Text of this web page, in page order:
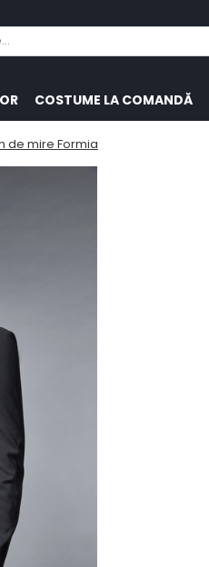
COSTUME LA COMANDĂ
de mire Formia